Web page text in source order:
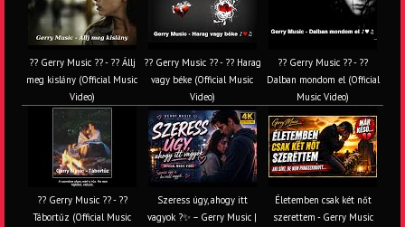
?? Gerry Music ?? - ?? Állj
meg kislány (Official Music
Video)
?? Gerry Music ?? - ?? Harag
vagy béke (Official Music
Video)
?? Gerry Music ?? - ??
Dalban mondom el (Official
Music Video)
?? Gerry Music ?? - ??
Tábortűz (Official Music
Szeress úgy, ahogy itt
vagyok ?✨ – Gerry Music |
Életemben csak két nőt
szerettem - Gerry Music